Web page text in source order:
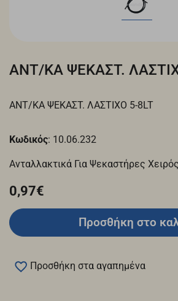
ΑΝΤ/ΚΑ ΨΕΚΑΣΤ.
ΑΝΤ/ΚΑ ΨΕΚΑΣΤ. ΛΑΣΤΙΧΟ 5-8LT
Κωδικός: 10.06.232
Ανταλλακτικά Για Ψεκαστήρες
0,97€
Προσθήκη στο
Προσθήκη στα αγαπημένα